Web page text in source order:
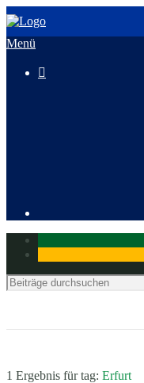
Menü

1 Ergebnis fürtag: Erfurt